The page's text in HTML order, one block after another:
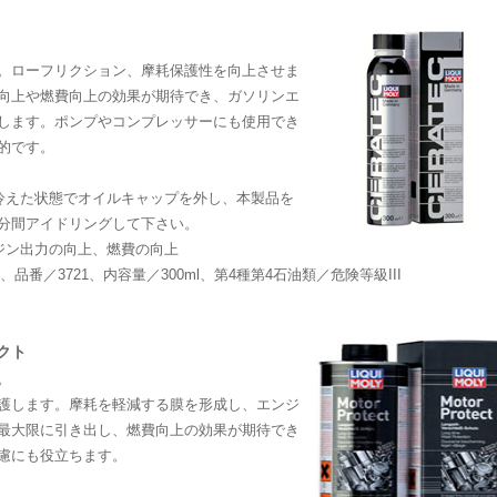
ーフリクション、摩耗保護性を向上させま
上や燃費向上の効果が期待でき、ガソリンエ
す。ポンプやコンプレッサーにも使用でき
です。
た状態でオイルキャップを外し、本製品を
アイドリングして下さい。
出力の向上、燃費の向上
品番／3721、内容量／300ml、第4種第4石油類／危険等級III
ト
します。摩耗を軽減する膜を形成し、エンジ
限に引き出し、燃費向上の効果が期待でき
も役立ちます。